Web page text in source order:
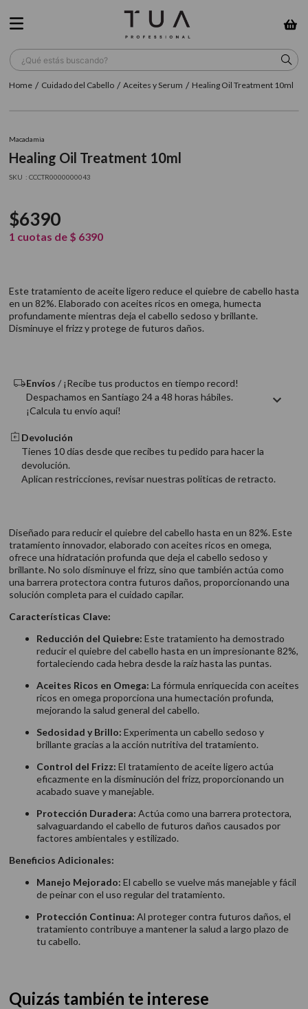
¿Qué estás buscando?
Cuidado del Cabello Aceites y Serum Healing Oil Treatment 10ml
Macadamia
Healing Oil Treatment 10ml
: CCCTR0000000043
$6390
1 cuotas de $ 6390
Este tratamiento de aceite ligero reduce el quiebre de cabello hasta
en un 82%. Elaborado con aceites ricos en omega, humecta
profundamente mientras deja el cabello sedoso y brillante.
Disminuye el frizz y protege de futuros daños.
Envíos / ¡Recibe tus productos en tiempo record!
Despachamos en Santiago 24 a 48 horas hábiles.
¡Calcula tu envío aquí!
Devolución
Tienes 10 días desde que recibes tu pedido para hacer la
devolución.
Aplican restricciones, revisar nuestras politicas de retracto.
Diseñado para reducir el quiebre del cabello hasta en un 82%. Este
tratamiento innovador, elaborado con aceites ricos en omega,
ofrece una hidratación profunda que deja el cabello sedoso y
brillante. No solo disminuye el frizz, sino que también actúa como
una barrera protectora contra futuros daños, proporcionando una
solución completa para el cuidado capilar.
Características Clave:
Reducción del Quiebre: Este tratamiento ha demostrado
reducir el quiebre del cabello hasta en un impresionante 82%,
fortaleciendo cada hebra desde la raíz hasta las puntas.
Aceites Ricos en Omega: La fórmula enriquecida con aceites
ricos en omega proporciona una humectación profunda,
mejorando la salud general del cabello.
Sedosidad y Brillo: Experimenta un cabello sedoso y
brillante gracias a la acción nutritiva del tratamiento.
Control del Frizz: El tratamiento de aceite ligero actúa
eficazmente en la disminución del frizz, proporcionando un
acabado suave y manejable.
Protección Duradera: Actúa como una barrera protectora,
salvaguardando el cabello de futuros daños causados por
factores ambientales y estilizado.
Beneficios Adicionales:
Manejo Mejorado: El cabello se vuelve más manejable y fácil
de peinar con el uso regular del tratamiento.
Protección Continua: Al proteger contra futuros daños, el
tratamiento contribuye a mantener la salud a largo plazo de
tu cabello.
Quizás también te interese
TÉRMINOS MÁS BUSCADOS
5. cepillo
6. gama
8. loreal
9. acondicionador